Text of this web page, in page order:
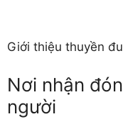
Giới thiệu thuyền
Nơi nhận
người